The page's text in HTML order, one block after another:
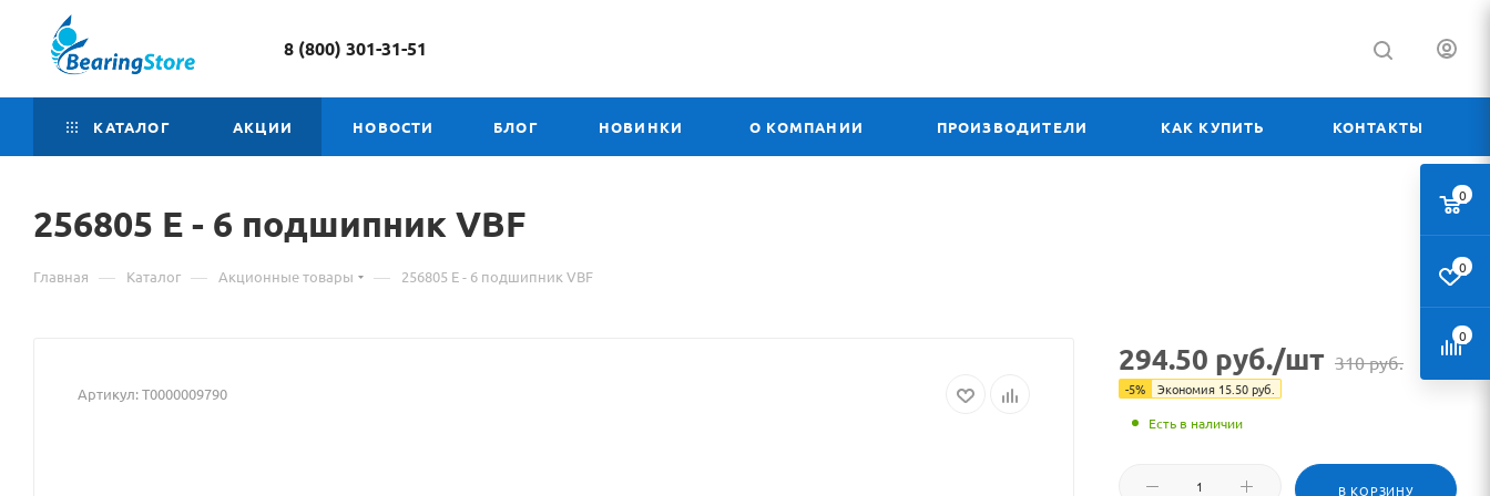
8 (800) 301-31-51
КАТАЛОГ АКЦИИ НОВОСТИ БЛОГ НОВИНКИ О КОМПАНИИ ПРОИЗВОДИТЕЛИ КАК КУПИТЬ КОНТАКТЫ
256805 Е - 6 Материал
о
подшипник VBF
Главная — Каталог — Акционные товары — 256805 Е - 6 подшипник VBF
Артикул:Т0000009790
294.50 руб./шт 310руб.
-5% Экономия 15.50руб.
Есть в наличии
В КОРЗИНУ
0
0
0